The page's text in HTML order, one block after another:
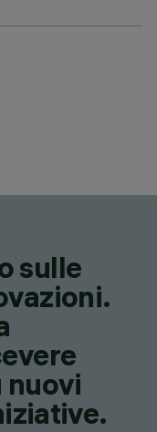
sulle
nuovi